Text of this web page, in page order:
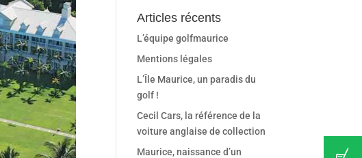
Articles récents
L’équipe golfmaurice
Mentions légales
L’Île Maurice, un paradis du
golf !
Cecil Cars, la référence de la
voiture anglaise de collection
Maurice, naissance d’un